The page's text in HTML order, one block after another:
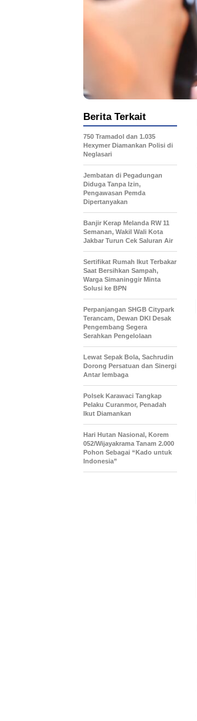
Berita Terkait
750 Tramadol dan 1.035
Hexymer Diamankan Polisi di
Neglasari
Jembatan di Pegadungan
Diduga Tanpa Izin,
Pengawasan Pemda
Dipertanyakan
Banjir Kerap Melanda RW 11
Semanan, Wakil Wali Kota
Jakbar Turun Cek Saluran Air
Sertifikat Rumah Ikut Terbakar
Saat Bersihkan Sampah,
Warga Simaninggir Minta
Solusi ke BPN
Perpanjangan SHGB Citypark
Terancam, Dewan DKI Desak
Pengembang Segera
Serahkan Pengelolaan
Lewat Sepak Bola, Sachrudin
Dorong Persatuan dan Sinergi
Antar lembaga
Polsek Karawaci Tangkap
Pelaku Curanmor, Penadah
Ikut Diamankan
Hari Hutan Nasional, Korem
052/Wijayakrama Tanam 2.000
Pohon Sebagai “Kado untuk
Indonesia”